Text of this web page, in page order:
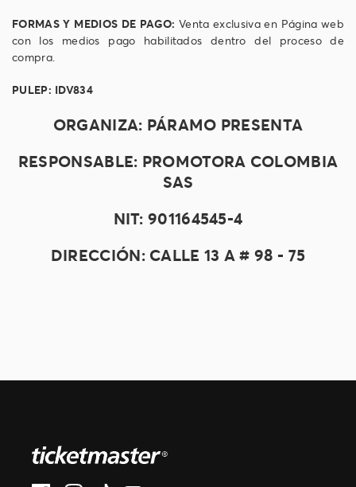
FORMAS Y MEDIOS DE PAGO: Venta exclusiva en Página web
con los medios pago habilitados dentro del proceso de
compra.
PULEP: IDV834
ORGANIZA: PÁRAMO PRESENTA
RESPONSABLE: PROMOTORA COLOMBIA
SAS
NIT: 901164545-4
DIRECCIÓN: CALLE 13 A # 98 - 75